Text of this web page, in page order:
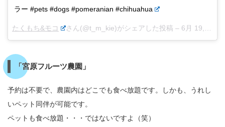
ラー #pets #dogs #pomeranian #chihuahua
たくもち&モコ さん(@t_m_kie)がシェアした投稿 – 6月 19, 2017 at 11:54午後 PDT
「宮原フルーツ農園」
予約は不要で、農園内はどこでも食べ放題です。しかも、うれし
いペット同伴が可能です。
ペットも食べ放題・・・ではないですよ（笑）